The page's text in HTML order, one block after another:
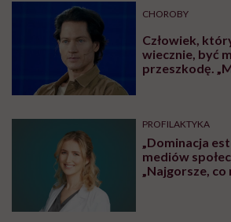
CHOROBY
Człowiek,
wiecznie, być
przeszkodę.
PROFILAKTYKA
„Dominacja
mediów
„Najgorsze,